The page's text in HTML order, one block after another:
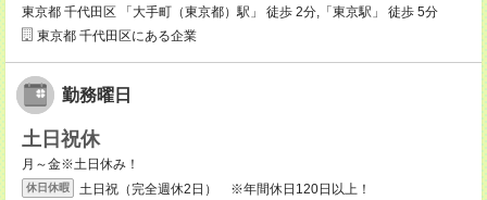
東京都 千代田区 「大手町（東京都）駅」 徒歩 2分,「東京駅」 徒歩 5分
東京都 千代田区にある企業
勤務曜日
土日祝休
月～金※土日休み！
休日休暇 土日祝（完全週休2日） ※年間休日120日以上！